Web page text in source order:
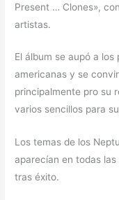
Present … Clones»,
artistas.
El álbum se aupó a
americanas y se
principalmente pro su
varios sencillos para
Los temas de los
aparecían en todas
tras éxito.